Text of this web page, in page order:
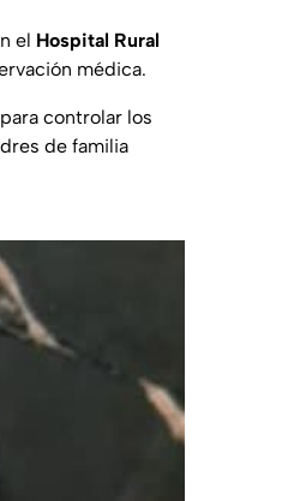
el Hospital Rural
médica.
controlar los
de familia